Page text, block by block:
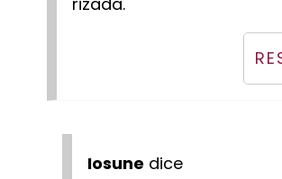
Iosune dice